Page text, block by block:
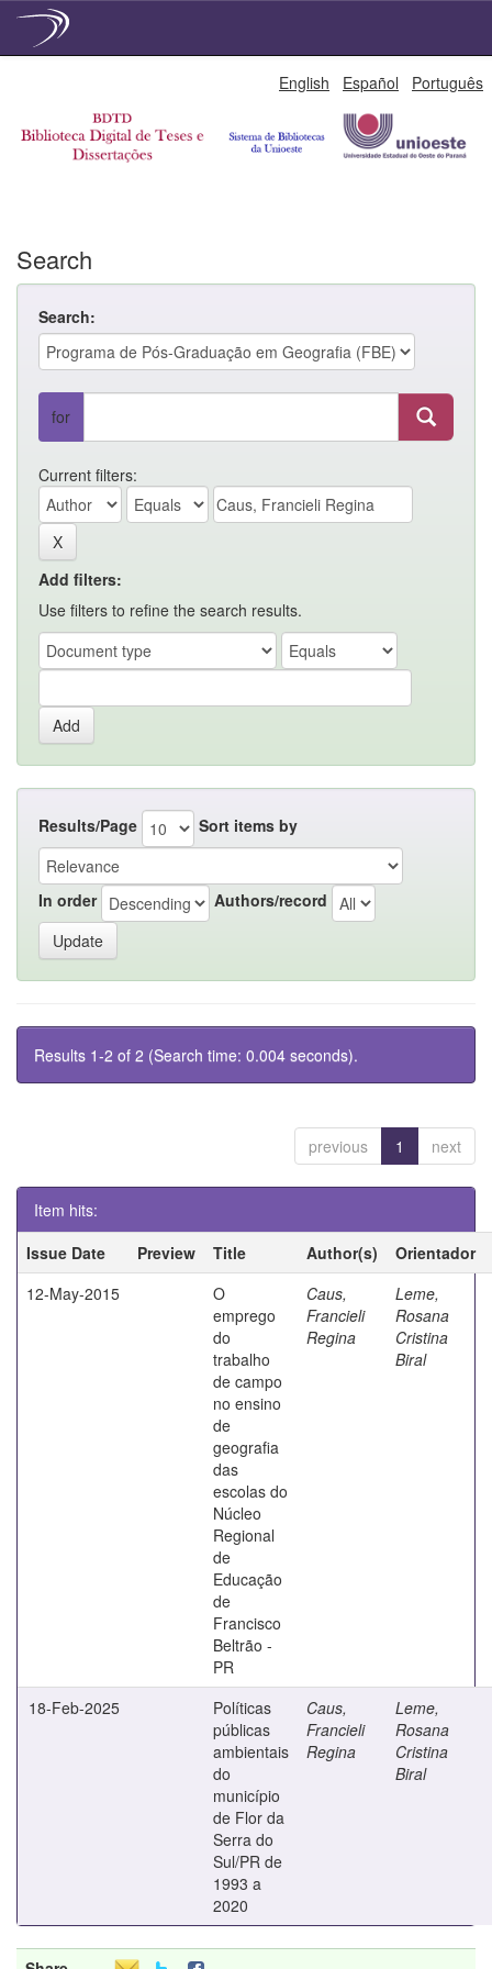
English Español Português
Search
Search:
for
Current filters:
Add filters:
Use filters to refine the search results.
Results/Page Sort items by
In order Authors/record
Results 1-2 of 2 (Search time: 0.004 seconds).
previous 1 next
Item hits:
Issue Date
Preview Title Author(s)
Orientador
12-May-2015
O
emprego
do
trabalho
de campo
no ensino
de
geografia
das
escolas do
Núcleo
Regional
de
Educação
de
Francisco
Beltrão -
PR
Caus,
Francieli
Regina
Leme,
Rosana
Cristina
Biral
18-Feb-2025
Políticas
públicas
ambientais
do
município
de Flor da
Serra do
Sul/PR de
1993 a
2020
Caus,
Francieli
Regina
Leme,
Rosana
Cristina
Biral